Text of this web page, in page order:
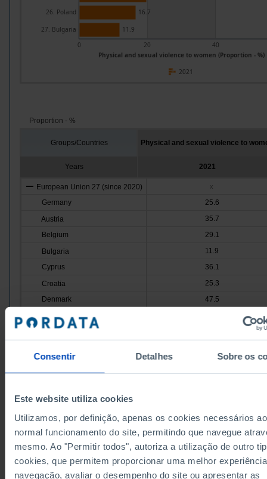
Consentir Detalhes Sobre os
Este website utiliza cookies
Utilizamos, por definição, apenas os cookies necessários ao
normal funcionamento do site, permitindo que navegue
mesmo. Ao "Permitir todos", autoriza a utilização de outro
cookies, que permitem proporcionar uma melhor
navegação, avaliar o desempenho do site ou apresentar as
Physical and sexual violence to women (Proportion - %)
0 20 40
26. Poland
27. Bulgaria
16.7
11.9
2021
Proportion - %
Groups/Countries Physical and sexual violence to
Years 2021
European Union 27 (since 2020) x
Germany
25.6
Austria
35.7
Belgium
29.1
Bulgaria
11.9
Cyprus
36.1
Croatia
25.3
Denmark
47.5
Slovakia
France
Hungary
Ireland
40.7
Italy
31.7
Latvia
25.1